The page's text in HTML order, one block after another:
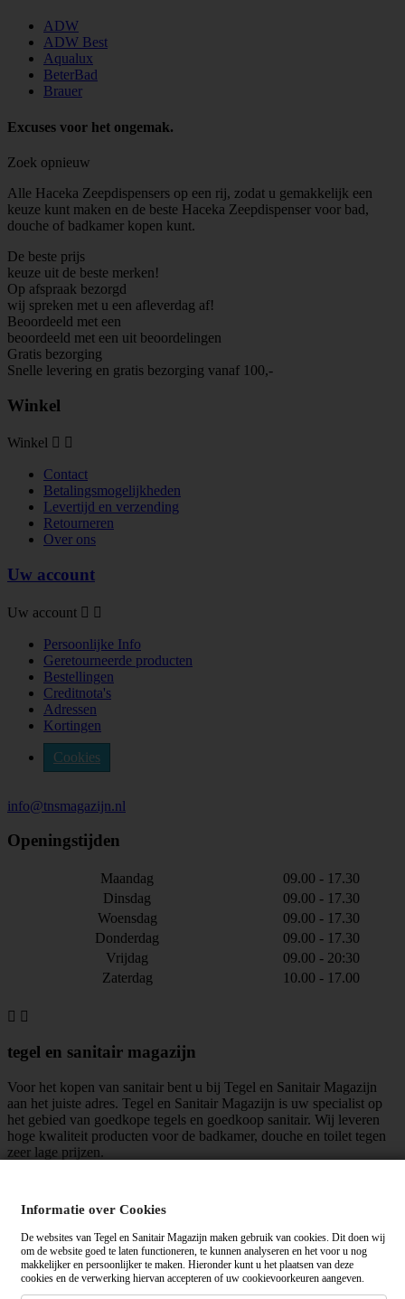
ADW
ADW Best
Aqualux
BeterBad
Brauer
Excuses voor het ongemak.
Zoek opnieuw
Alle Haceka Zeepdispensers op een rij, zodat u gemakkelijk een
keuze kunt maken en de beste Haceka Zeepdispenser voor bad,
douche of badkamer kopen kunt.
De beste prijs
keuze uit de beste merken!
Op afspraak bezorgd
wij spreken met u een afleverdag af!
Beoordeeld met een
beoordeeld met een uit beoordelingen
Gratis bezorging
Snelle levering en gratis bezorging vanaf 100,-
Winkel
Winkel  
Contact
Betalingsmogelijkheden
Levertijd en verzending
Retourneren
Over ons
Uw account
Uw account  
Persoonlijke Info
Geretourneerde producten
Bestellingen
Creditnota's
Adressen
Kortingen
Cookies
info@tnsmagazijn.nl
Openingstijden
Maandag
09.00 - 17.30
Dinsdag
09.00 - 17.30
Woensdag
09.00 - 17.30
Donderdag
09.00 - 17.30
Vrijdag
09.00 - 20:30
Zaterdag
10.00 - 17.00
 
tegel en sanitair magazijn
Voor het kopen van sanitair bent u bij Tegel en Sanitair Magazijn
aan het juiste adres. Tegel en Sanitair Magazijn is uw specialist op
het gebied van goedkope tegels en goedkoop sanitair. Wij leveren
hoge kwaliteit producten voor de badkamer, douche en toilet tegen
zeer lage prijzen.
Algemene voorwaarden |Privacy verklaring
Informatie over Cookies
De websites van Tegel en Sanitair Magazijn maken gebruik van cookies. Dit doen wij
om de website goed te laten functioneren, te kunnen analyseren en het voor u nog
makkelijker en persoonlijker te maken. Hieronder kunt u het plaatsen van deze
cookies en de verwerking hiervan accepteren of uw cookievoorkeuren aangeven.